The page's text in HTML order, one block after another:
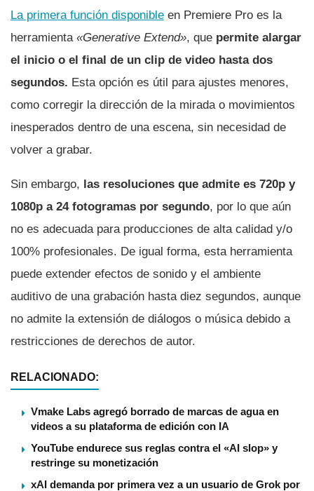
La primera función disponible en Premiere Pro es la
herramienta «Generative Extend», que permite alargar
el inicio o el final de un clip de video hasta dos
segundos. Esta opción es útil para ajustes menores,
como corregir la dirección de la mirada o movimientos
inesperados dentro de una escena, sin necesidad de
volver a grabar.
Sin embargo, las resoluciones que admite es 720p y
1080p a 24 fotogramas por segundo, por lo que aún
no es adecuada para producciones de alta calidad y/o
100% profesionales. De igual forma, esta herramienta
puede extender efectos de sonido y el ambiente
auditivo de una grabación hasta diez segundos, aunque
no admite la extensión de diálogos o música debido a
restricciones de derechos de autor.
RELACIONADO:
Vmake Labs agregó borrado de marcas de agua en
videos a su plataforma de edición con IA
YouTube endurece sus reglas contra el «AI slop» y
restringe su monetización
xAI demanda por primera vez a un usuario de Grok por